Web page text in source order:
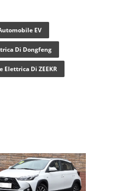
EV
Di Dongfeng
Elettrica Di ZEEKR